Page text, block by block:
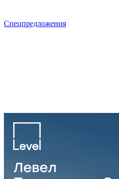
Спецпредложения